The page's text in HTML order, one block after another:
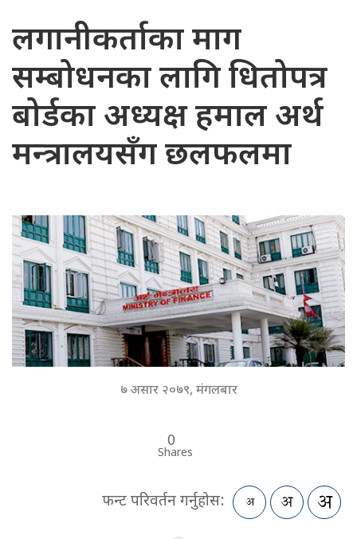
लगानीकर्ताका माग
सम्बोधनका लागि धितोपत्र
बोर्डका अध्यक्ष हमाल अर्थ
मन्त्रालयसँग छलफलमा
७ असार २०७९, मंगलबार
0
Shares
फन्ट परिवर्तन गर्नुहोस: